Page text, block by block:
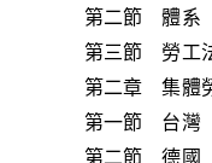
第二節 體系
第三節 勞工
第二章 集體
第一節 台灣
第二節 德國